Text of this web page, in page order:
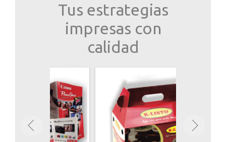
Tus estrategias
impresas con
calidad